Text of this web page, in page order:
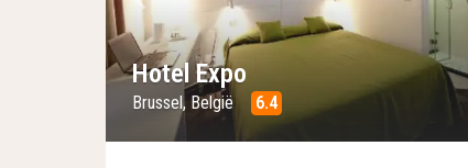
Vorige foto
Hotel Expo
Brussel, België 6.4